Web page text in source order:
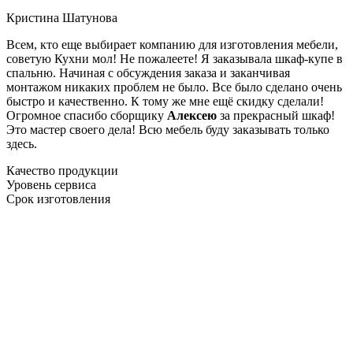
Кристина Шатунова
Всем, кто еще выбирает компанию для изготовления мебели,
советую Кухни мол! Не пожалеете! Я заказывала шкаф-купе в
спальню. Начиная с обсуждения заказа и заканчивая
монтажом никаких проблем не было. Все было сделано очень
быстро и качественно. К тому же мне ещё скидку сделали!
Огромное спасибо сборщику Алексею за прекрасный шкаф!
Это мастер своего дела! Всю мебель буду заказывать только
здесь.
Качество продукции
Уровень сервиса
Срок изготовления